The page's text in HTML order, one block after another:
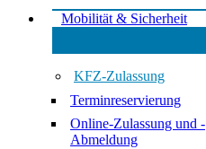
Mobilität & Sicherheit
KFZ-Zulassung
Terminreservierung
Online-Zulassung und -
Abmeldung